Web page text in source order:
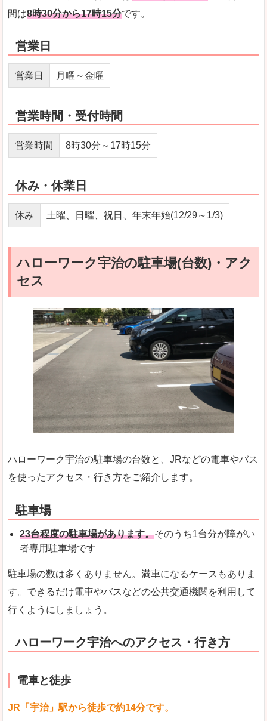
間は8時30分から17時15分です。
営業日
営業日 月曜～金曜
営業時間・受付時間
営業時間 8時30分～17時15分
休み・休業日
休み 土曜、日曜、祝日、年末年始(12/29～1/3)
ハローワーク宇治の駐車場(台数)・アク
セス
ハローワーク宇治の駐車場の台数と、JRなどの電車やバス
を使ったアクセス・行き方をご紹介します。
駐車場
23台程度の駐車場があります。そのうち1台分が障がい
者専用駐車場です
駐車場の数は多くありません。満車になるケースもありま
す。できるだけ電車やバスなどの公共交通機関を利用して
行くようにしましょう。
ハローワーク宇治へのアクセス・行き方
電車と徒歩
JR「宇治」駅から徒歩で約14分です。